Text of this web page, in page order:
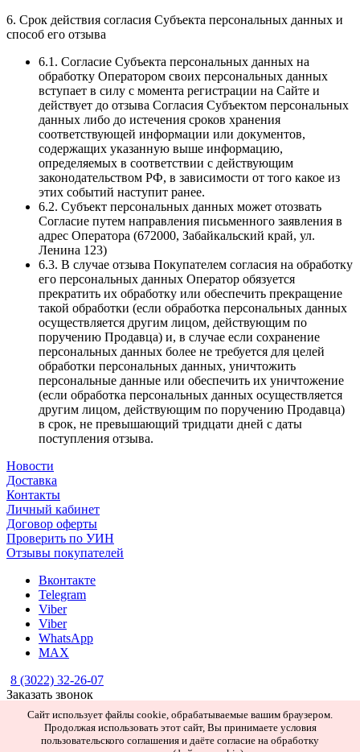
6. Срок действия согласия Субъекта персональных данных и
способ его отзыва
6.1. Согласие Субъекта персональных данных на
обработку Оператором своих персональных данных
вступает в силу с момента регистрации на Сайте и
действует до отзыва Согласия Субъектом персональных
данных либо до истечения сроков хранения
соответствующей информации или документов,
содержащих указанную выше информацию,
определяемых в соответствии с действующим
законодательством РФ, в зависимости от того какое из
этих событий наступит ранее.
6.2. Субъект персональных данных может отозвать
Согласие путем направления письменного заявления в
адрес Оператора (672000, Забайкальский край, ул.
Ленина 123)
6.3. В случае отзыва Покупателем согласия на обработку
его персональных данных Оператор обязуется
прекратить их обработку или обеспечить прекращение
такой обработки (если обработка персональных данных
осуществляется другим лицом, действующим по
поручению Продавца) и, в случае если сохранение
персональных данных более не требуется для целей
обработки персональных данных, уничтожить
персональные данные или обеспечить их уничтожение
(если обработка персональных данных осуществляется
другим лицом, действующим по поручению Продавца)
в срок, не превышающий тридцати дней с даты
поступления отзыва.
Новости
Доставка
Контакты
Личный кабинет
Договор оферты
Проверить по УИН
Отзывы покупателей
Вконтакте
Telegram
Viber
Viber
WhatsApp
MAX
8 (3022) 32-26-07
Заказать звонок
rusgold75@gmail.com
Забайкальский край, г. Чита, ул. Ленина, д. 123
Политика конфиденциальности
Сайт использует файлы cookie, обрабатываемые вашим браузером.
Продолжая использовать этот сайт, Вы принимаете условия
пользовательского соглашения и даёте согласие на обработку